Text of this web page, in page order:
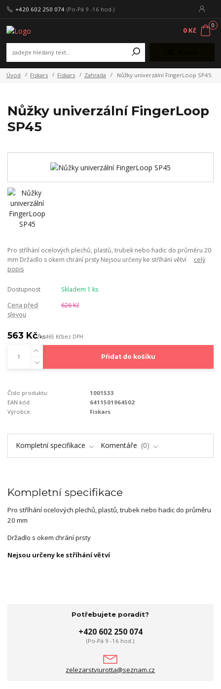
+420 602 250 074 (Po-Pá 9 -16 hod.)
0
0 Kč
Úvod Fiskars Fiskars Zahrada Nůžky univerzální FingerLoop SP45
Nůžky univerzální FingerLoop
SP45
Pro stříhání ocelových plechů, plastů, trubek nebo hadic do průměru 20
mm Držadlo s okem chrání prsty Nejsou určeny ke stříhání větví celý
popis
Dostupnost
Skladem 1 ks
Cena před
slevou
626 Kč
563 Kč/ks465 Kčbez DPH
Přidat do košíku
Číslo produktu:
1001533
EAN kód:
6411501964502
Výrobce:
Fiskars
Kompletní specifikace Komentáře 0
Kompletní specifikace
Pro stříhání ocelových plechů, plastů, trubek nebo hadic do průměru
20 mm
Držadlo s okem chrání prsty
Nejsou určeny ke stříhání větví
Potřebujete poradit?
+420 602 250 074
(Po-Pá 9 -16 hod.)
zelezarstviurotta@seznam.cz